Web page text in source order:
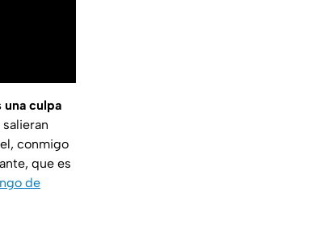
una culpa
conmigo
que es
de